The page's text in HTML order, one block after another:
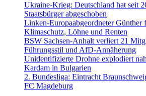
Ukraine-Krieg: Deutschland hat seit
Staatsbürger abgeschoben
Linken-Europaabgeordneter
Klimaschutz, Löhne und Renten
BSW Sachsen-Anhalt verliert 21
Führungsstil und AfD-Annäherung
Unidentifizierte Drohne explodiert
Kardam in Bulgarien
2. Bundesliga: Eintracht
FC Magdeburg